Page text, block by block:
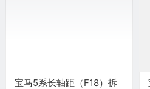
宝马5系长轴距（F18）拆